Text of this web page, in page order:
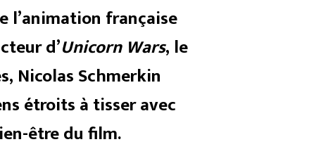
l’animation française
d’Unicorn Wars, le
Nicolas Schmerkin
étroits à tisser avec
être du film.